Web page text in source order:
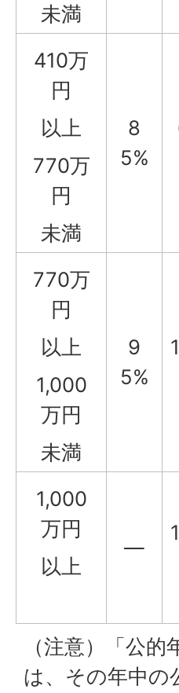
未満
410万
円
以上
770万
円
未満
8
5%
770万
円
以上
1,000
万円
未満
9
5%
1,000
万円
以上
—
（注意）「公
は、その年中の